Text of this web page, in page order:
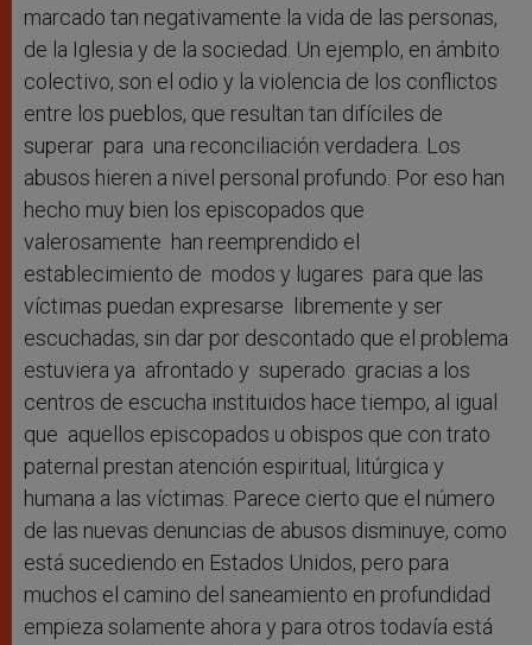
marcado tan negativamente la vida de las personas,
de la Iglesia y de la sociedad. Un ejemplo, en ámbito
colectivo, son el odio y la violencia de los conflictos
entre los pueblos, que resultan tan difíciles de
superar para una reconciliación verdadera. Los
abusos hieren a nivel personal profundo. Por eso han
hecho muy bien los episcopados que
valerosamente han reemprendido el
establecimiento de modos y lugares para que las
víctimas puedan expresarse libremente y ser
escuchadas, sin dar por descontado que el problema
estuviera ya afrontado y superado gracias a los
centros de escucha instituidos hace tiempo, al igual
que aquellos episcopados u obispos que con trato
paternal prestan atención espiritual, litúrgica y
humana a las víctimas. Parece cierto que el número
de las nuevas denuncias de abusos disminuye, como
está sucediendo en Estados Unidos, pero para
muchos el camino del saneamiento en profundidad
empieza solamente ahora y para otros todavía está